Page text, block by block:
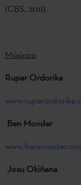
(CBS, 2011).
Músicos:
Ruper Ordorika
Ben Monder
Josu Okiñena